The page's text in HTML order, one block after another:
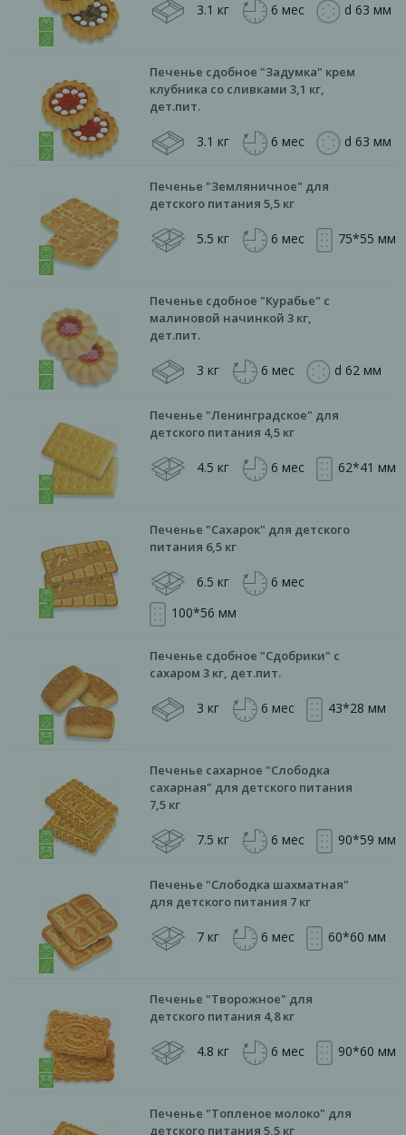
3.1 кг 6 мес d 63 мм
Печенье сдобное "Задумка" крем
клубника со сливками 3,1 кг,
дет.пит.
3.1 кг 6 мес d 63 мм
Печенье "Земляничное" для
детского питания 5,5 кг
5.5 кг 6 мес 75*55 мм
Печенье сдобное "Курабье" с
малиновой начинкой 3 кг,
дет.пит.
3 кг 6 мес d 62 мм
Печенье "Ленинградское" для
детского питания 4,5 кг
4.5 кг 6 мес 62*41 мм
Печенье "Сахарок" для детского
питания 6,5 кг
6.5 кг
6 мес
100*56 мм
Печенье сдобное "Сдобрики" с
сахаром 3 кг, дет.пит.
3 кг 6 мес 43*28 мм
Печенье сахарное "Слободка
сахарная" для детского питания
7,5 кг
7.5 кг 6 мес 90*59 мм
Печенье "Слободка шахматная"
для детского питания 7 кг
7 кг 6 мес 60*60 мм
Печенье "Творожное" для
детского питания 4,8 кг
4.8 кг 6 мес 90*60 мм
Печенье "Топленое молоко" для
детского питания 5,5 кг